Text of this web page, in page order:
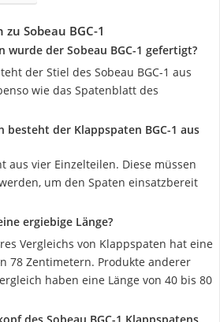
Sobeau ‎BGC-1
wurde der Sobeau BGC-1 gefertigt?
der Stiel des Sobeau BGC-1 aus
wie das Spatenblatt des
besteht der Klappspaten BGC-1 aus
aus vier Einzelteilen. Diese müssen
um den Spaten einsatzbereit
ergiebige Länge?
Vergleichs von Klappspaten hat eine
78 Zentimetern. Produkte anderer
haben eine Länge von 40 bis 80